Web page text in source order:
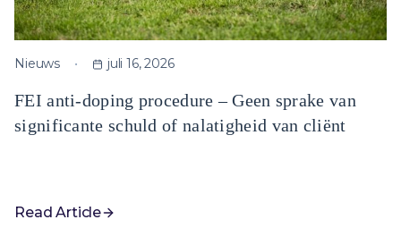
Nieuws juli 16, 2026
FEI anti-doping procedure – Geen sprake van
significante schuld of nalatigheid van cliënt
Read Article